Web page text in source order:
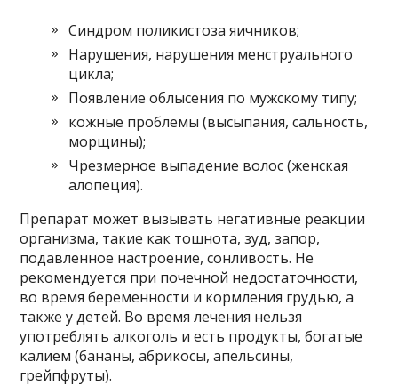
Синдром поликистоза яичников;
Нарушения, нарушения менструального
цикла;
Появление облысения по мужскому типу;
кожные проблемы (высыпания, сальность,
морщины);
Чрезмерное выпадение волос (женская
алопеция).
Препарат может вызывать негативные реакции
организма, такие как тошнота, зуд, запор,
подавленное настроение, сонливость. Не
рекомендуется при почечной недостаточности,
во время беременности и кормления грудью, а
также у детей. Во время лечения нельзя
употреблять алкоголь и есть продукты, богатые
калием (бананы, абрикосы, апельсины,
грейпфруты).